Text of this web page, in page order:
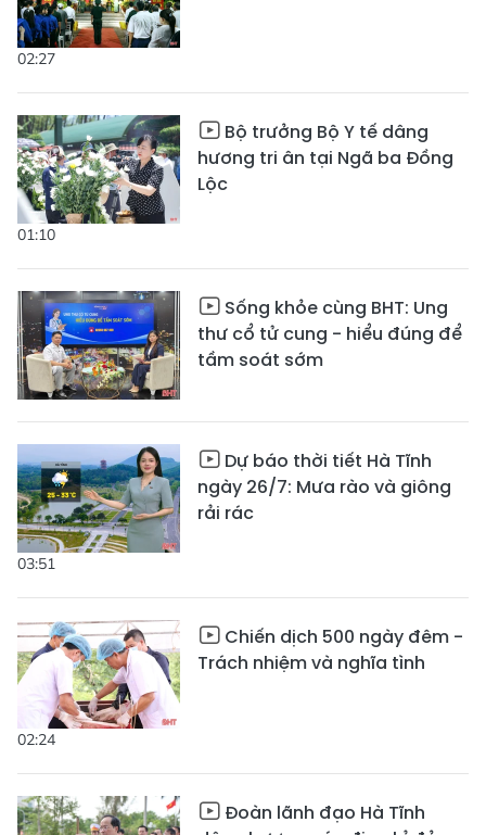
02:27
01:10
Bộ trưởng Bộ Y tế dâng
hương tri ân tại Ngã ba Đồng
Lộc
Sống khỏe cùng BHT: Ung
thư cổ tử cung - hiểu đúng để
tầm soát sớm
03:51
Dự báo thời tiết Hà Tĩnh
ngày 26/7: Mưa rào và giông
rải rác
02:24
Chiến dịch 500 ngày đêm -
Trách nhiệm và nghĩa tình
Đoàn lãnh đạo Hà Tĩnh